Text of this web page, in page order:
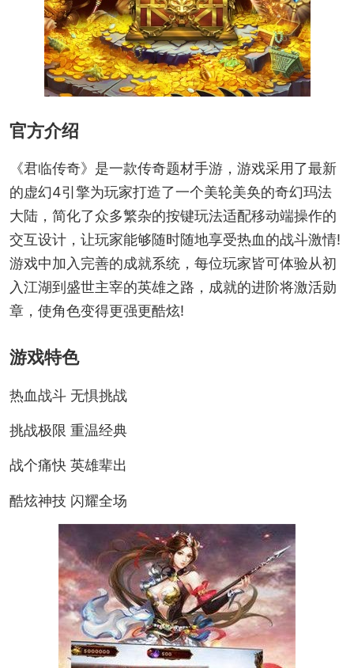
官方介绍
《君临传奇》是一款传奇题材手游，游戏采用了最新
的虚幻4引擎为玩家打造了一个美轮美奂的奇幻玛法
大陆，简化了众多繁杂的按键玩法适配移动端操作的
交互设计，让玩家能够随时随地享受热血的战斗激情!
游戏中加入完善的成就系统，每位玩家皆可体验从初
入江湖到盛世主宰的英雄之路，成就的进阶将激活勋
章，使角色变得更强更酷炫!
游戏特色
热血战斗 无惧挑战
挑战极限 重温经典
战个痛快 英雄辈出
酷炫神技 闪耀全场